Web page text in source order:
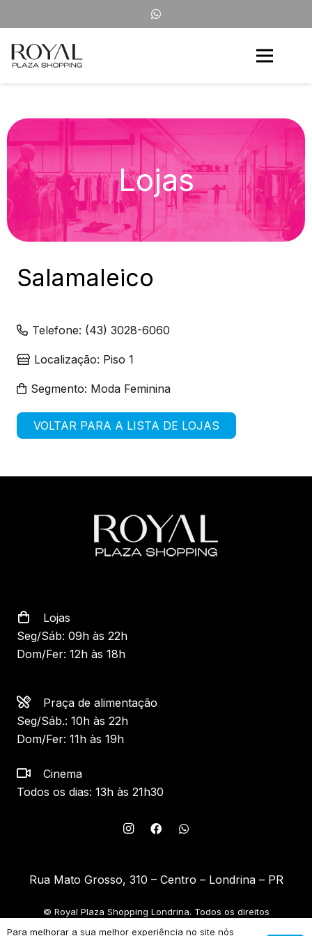
Lojas
Salamaleico
Telefone: (43) 3028-6060
Localização: Piso 1
Segmento: Moda Feminina
VOLTAR PARA A LISTA DE LOJAS
Lojas
Seg/Sáb: 09h às 22h
Dom/Fer: 12h às 18h
Praça de alimentação
Seg/Sáb.: 10h às 22h
Dom/Fer: 11h às 19h
Cinema
Todos os dias: 13h às 21h30
Rua Mato Grosso, 310 – Centro – Londrina – PR
© Royal Plaza Shopping Londrina. Todos os direitos
reservados.
Para melhorar a sua melhor experiência no site nós